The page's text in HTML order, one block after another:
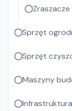
Zraszacze
Sprzęt
Sprzęt
Maszyny
Infrastruktura